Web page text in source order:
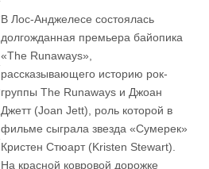
В Лос-Анджелесе состоялась
долгожданная премьера байопика
«The Runaways»,
рассказывающего историю рок-
группы The Runaways и Джоан
Джетт (Joan Jett), роль которой в
фильме сыграла звезда «Сумерек»
Кристен Стюарт (Kristen Stewart).
На красной ковровой дорожке